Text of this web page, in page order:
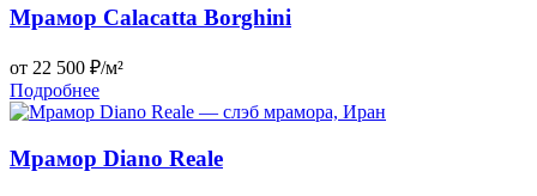
Мрамор Calacatta Borghini
от 22 500 ₽/м²
Подробнее
Мрамор Diano Reale